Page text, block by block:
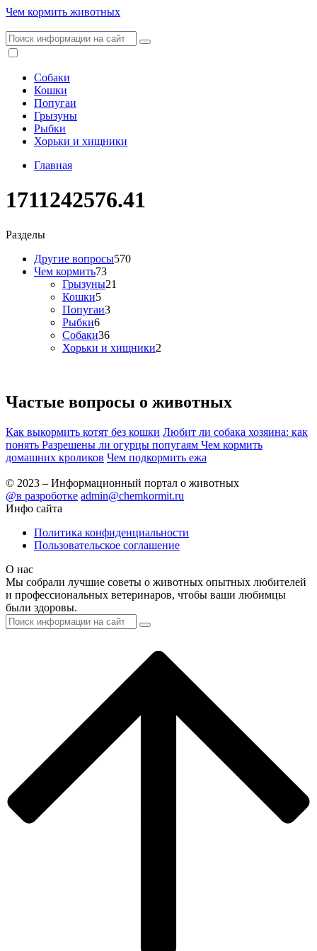
Чем кормить животных
Собаки
Кошки
Попугаи
Грызуны
Рыбки
Хорьки и хищники
Главная
1711242576.41
Разделы
Другие вопросы570
Чем кормить73
Грызуны21
Кошки5
Попугаи3
Рыбки6
Собаки36
Хорьки и хищники2
Частые вопросы о животных
Как выкормить котят без кошки Любит ли собака хозяина: как
понять Разрешены ли огурцы попугаям Чем кормить
домашних кроликов Чем подкормить ежа
© 2023 – Информационный портал о животных
@в разроботке admin@chemkormit.ru
Инфо сайта
Политика конфиденциальности
Пользовательское соглашение
О нас
Мы собрали лучшие советы о животных опытных любителей
и профессиональных ветеринаров, чтобы ваши любимцы
были здоровы.